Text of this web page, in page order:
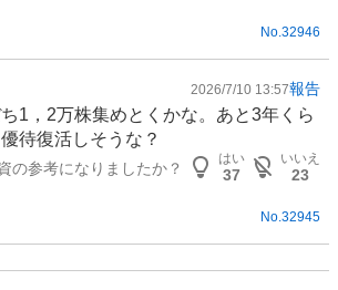
No. 32946
2026/7/10 13:57報告
1，2万株集めとくかな。あと3年くら
待復活しそうな？
の参考になりましたか？
はい
37
いいえ
23
No.32945